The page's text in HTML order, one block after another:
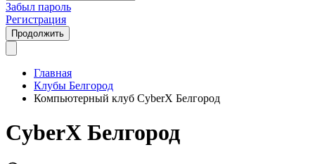
Забыл пароль
Регистрация
Продолжить
Главная
Клубы Белгород
Компьютерный клуб CyberX Белгород
CyberX Белгород